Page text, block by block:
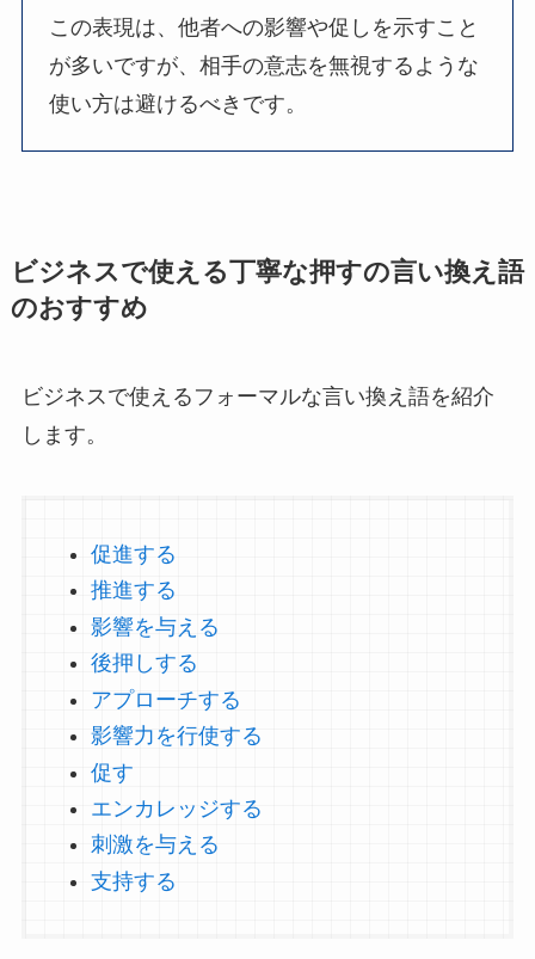
この表現は、他者への影響や促しを示すこと
が多いですが、相手の意志を無視するような
使い方は避けるべきです。
ビジネスで使える丁寧な押すの言い換え語
のおすすめ
ビジネスで使えるフォーマルな言い換え語を紹介
します。
促進する
推進する
影響を与える
後押しする
アプローチする
影響力を行使する
促す
エンカレッジする
刺激を与える
支持する